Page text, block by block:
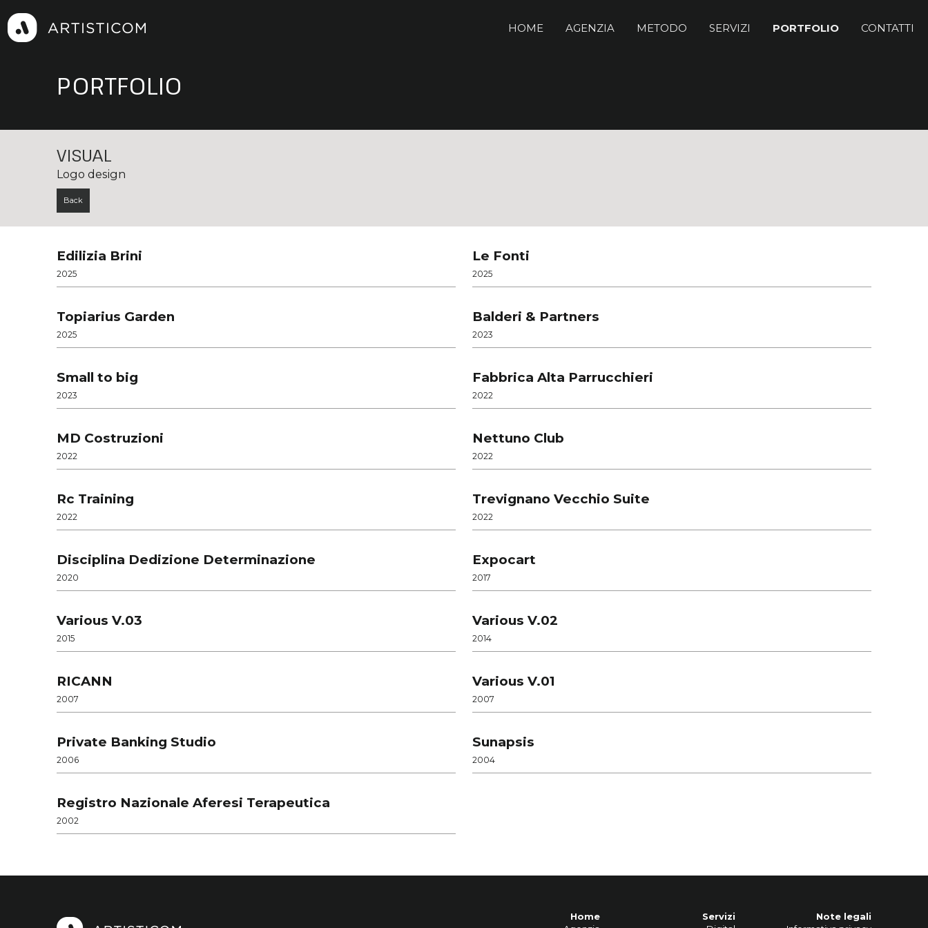
HOME AGENZIA METODO SERVIZI PORTFOLIO CONTATTI
PORTFOLIO
VISUAL
Logo design
Back
Edilizia Brini
2025
Le Fonti
2025
Topiarius Garden
2025
Balderi & Partners
2023
Small to big
2023
Fabbrica Alta Parrucchieri
2022
MD Costruzioni
2022
Nettuno Club
2022
Rc Training
2022
Trevignano Vecchio Suite
2022
Disciplina Dedizione Determinazione
2020
Expocart
2017
Various V.03
2015
Various V.02
2014
RICANN
2007
Various V.01
2007
Private Banking Studio
2006
Sunapsis
2004
Registro Nazionale Aferesi Terapeutica
2002
Home
Servizi
Note legali